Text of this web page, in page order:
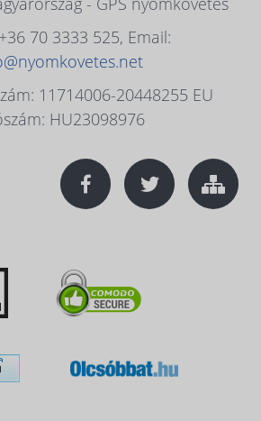
70 3333 525, Email:
11714006-20448255 EU
HU23098976